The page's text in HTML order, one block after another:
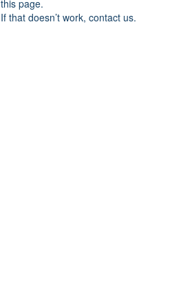
this page.
If that doesn’t work, contact us.